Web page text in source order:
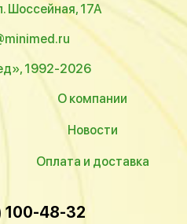
Шоссейная, 17А
1992-2026
О компании
Новости
Оплата и доставка
100-48-32